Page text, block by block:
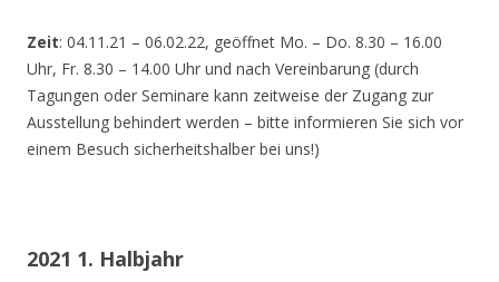
Zeit: 04.11.21 – 06.02.22, geöffnet Mo. – Do. 8.30 – 16.00
Uhr, Fr. 8.30 – 14.00 Uhr und nach Vereinbarung (durch
Tagungen oder Seminare kann zeitweise der Zugang zur
Ausstellung behindert werden – bitte informieren Sie sich vor
einem Besuch sicherheitshalber bei uns!)
2021 1. Halbjahr